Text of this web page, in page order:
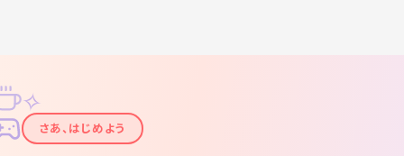
✦
✧
さあ、はじめよう